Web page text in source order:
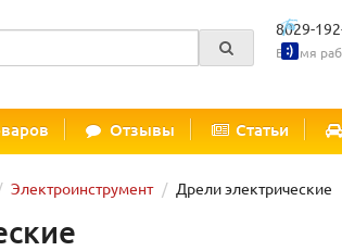
8029-
Время
Отзывы Статьи
Электроинструмент Дрели электрические